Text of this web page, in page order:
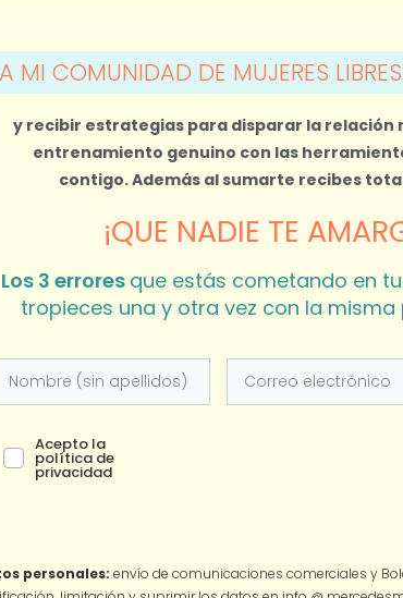
MI COMUNIDAD DE MUJERES LIBRES
y recibir estrategias para disparar la relación
entrenamiento genuino con las
contigo.Además al sumarte recibes
¡QUE NADIE TE
Los 3 errores que estás cometando en
tropieces una y otra vez con la misma
Acepto la
política de
privacidad
personales: envío de comunicaciones comerciales y